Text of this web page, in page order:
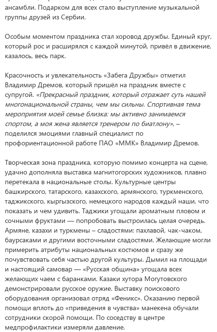
ансамбли. Подарком для всех стало выступление музыкальной
группы друзей из Сербии.
Особым моментом праздника стал хоровод дружбы. Единый круг,
который рос и расширялся с каждой минутой, привёл в движение,
казалось, весь парк.
Красочность и увлекательность «Забега Дружбы» отметил
Владимир Дремов, который пришёл на праздник вместе с
супругой. «Прекрасный праздник, который отражает суть нашей
многонациональной страны, чем мы сильны. Спортивная тема
мероприятия моей семье близка: мы активно занимаемся
спортом, а моя жена является тренером по биатлону», –
поделился эмоциями главный специалист по
профориентационной работе ПАО «ММК» Владимир Дремов.
Творческая зона праздника, которую помимо концерта на сцене,
удачно дополняла выставка магнитогорских художников, плавно
перетекала в национальные столы. Культурные центры
башкирского, татарского, казахского, армянского, туркменского,
таджикского, кыргызского, немецкого народов каждый наши, что
показать и чем удивить. Таджики угощали ароматным пловом и
сочными фруктами — попробовать выстроилась целая очередь.
Армяне, казахи и туркмены – сладостями: пахлавой, чак-чаком,
баурсаками и другими восточными сладостями. Желающие могли
примерить атрибуты национальных костюмов и сразу же
почувствовать себя частью другой культуры. Дымил на площади
и настоящий самовар — «Русская община» угощала всех
желающих чаем с баранками. Казаки хутора Могутовского
демонстрировали русское оружие. Выставку поискового
оборудования организовал отряд «Феникс». Оказанию первой
помощи вплоть до «приведения в чувства» манекена обучали
сотрудники скорой помощи. По соседству в центре
медпрофилактики измеряли давление.